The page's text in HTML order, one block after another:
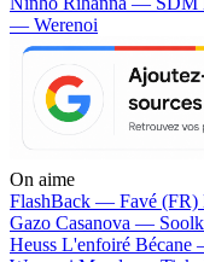
— Werenoi
On aime
FlashBack — Favé (FR)
Gazo Casanova —
Heuss L'enfoiré Bécane